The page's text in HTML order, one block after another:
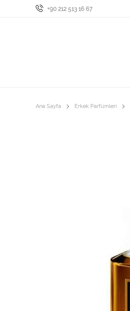
+90 212 513 16 67
Ana Sayfa Erkek Parfümleri